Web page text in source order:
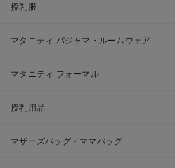
授乳服
マタニティ パジャマ・ルームウェア
マタニティ フォーマル
授乳用品
マザーズバッグ・ママバッグ